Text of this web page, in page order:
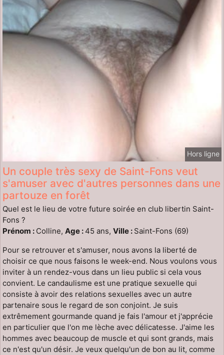
Hors ligne
Un couple très sexy de Saint-Fons veut
s'amuser avec d'autres personnes dans une
partouze en forêt
Quel est le lieu de votre future soirée en club libertin Saint-
Fons ?
Prénom : Colline, Age : 45 ans, Ville : Saint-Fons (69)
Pour se retrouver et s'amuser, nous avons la liberté de
choisir ce que nous faisons le week-end. Nous voulons vous
inviter à un rendez-vous dans un lieu public si cela vous
convient. Le candaulisme est une pratique sexuelle qui
consiste à avoir des relations sexuelles avec un autre
partenaire sous le regard de son conjoint. Je suis
extrêmement gourmande quand je fais l'amour et j'apprécie
en particulier que l'on me lèche avec délicatesse. J'aime les
hommes avec beaucoup de muscle et qui sont grands, mais
ce n'est qu'un désir. Je veux quelqu'un de bon au lit, comme